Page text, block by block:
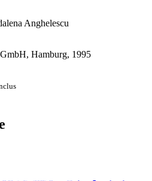
Anghelescu
Hamburg, 1995